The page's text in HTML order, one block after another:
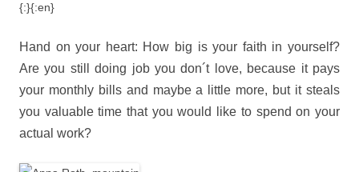
{:}{:en}
Hand on your heart: How big is your faith in yourself?
Are you still doing job you don´t love, because it pays
your monthly bills and maybe a little more, but it steals
you valuable time that you would like to spend on your
actual work?